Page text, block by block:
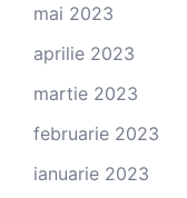
mai 2023
aprilie 2023
martie 2023
februarie 2023
ianuarie 2023